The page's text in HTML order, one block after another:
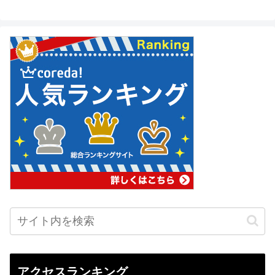
アクセスランキング